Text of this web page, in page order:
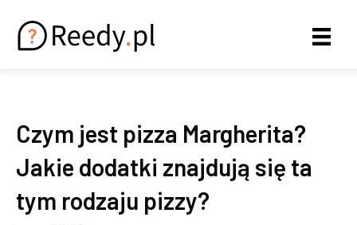
Czym jest pizza Margherita?
Jakie dodatki znajdują się ta
tym rodzaju pizzy?